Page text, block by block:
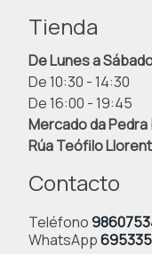
Tienda
De Lunes a
De 10:30 - 14:30
De 16:00 - 19:45
Mercado da Pedra
Rúa Teófilo
Contacto
Teléfono
WhatsApp